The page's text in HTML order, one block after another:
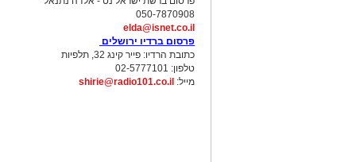
050-7870908
elda@isnet.co.il
פרסום ברדיו ירושלים
כתובת הרדיו: פייר קינג 32, תלפיות
טלפון: 02-5777101
מייל: shirie@radio101.co.il